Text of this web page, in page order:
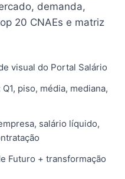
demanda,
20 CNAEs e matriz
visual do Portal Salário
piso, média, mediana,
salário líquido,
Futuro + transformação